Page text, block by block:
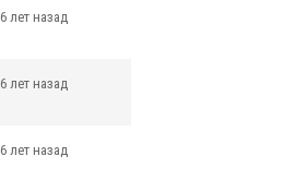
6 лет назад
6 лет назад
6 лет назад